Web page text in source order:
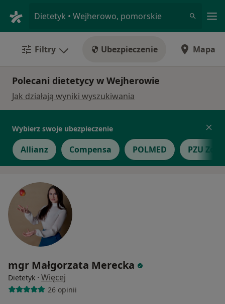
Dietetyk • Wejherowo, pomorskie
Filtry Ubezpieczenie Mapa
Polecani dietetycy w Wejherowie
Jak działają wyniki wyszukiwania
Wybierz swoje ubezpieczenie
Allianz Compensa POLMED PZU
mgr Małgorzata Merecka
Dietetyk · Więcej
26 opinii